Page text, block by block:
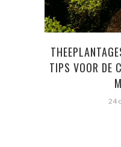
TIPS VOOR DE
24